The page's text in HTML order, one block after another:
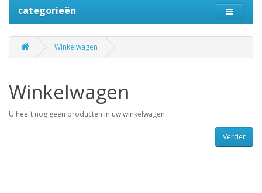
categorieën
Winkelwagen
Winkelwagen
U heeft nog geen producten in uw winkelwagen.
Verder